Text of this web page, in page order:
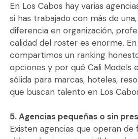
En Los Cabos hay varias
si has trabajado con más de
diferencia en organización,
calidad del roster es enorme.
compartimos un ranking
opciones y por qué Cali Models
sólida para marcas, hoteles,
que buscan talento en Los
5. Agencias pequeñas o sin
Existen agencias que operan